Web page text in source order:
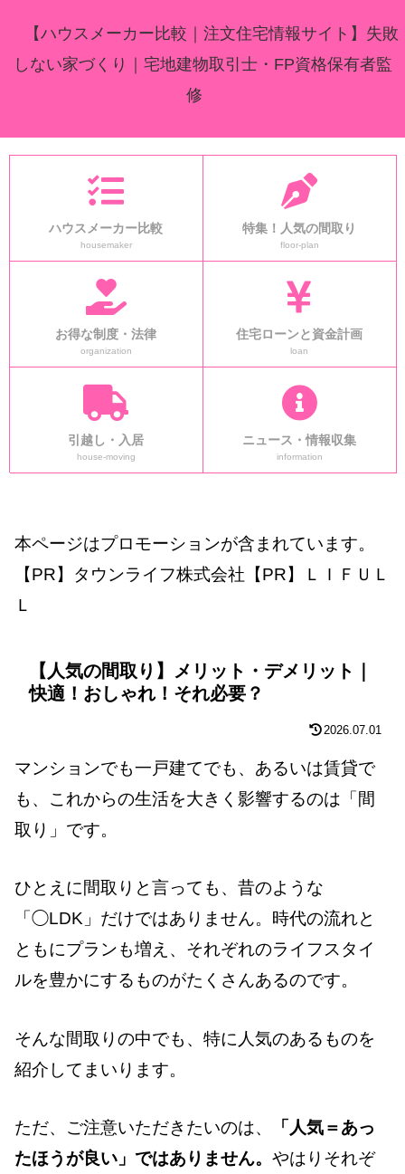
【ハウスメーカー比較｜注文住宅情報サイト】失敗
しない家づくり｜宅地建物取引士・FP資格保有者監
修
ハウスメーカー比較
housemaker
特集！人気の間取り
floor-plan
お得な制度・法律
organization
住宅ローンと資金計画
loan
引越し・入居
house-moving
ニュース・情報収集
information
本ページはプロモーションが含まれています。
【PR】タウンライフ株式会社【PR】ＬＩＦＵＬ
Ｌ
【人気の間取り】メリット・デメリット｜
快適！おしゃれ！それ必要？
2026.07.01
マンションでも一戸建てでも、あるいは賃貸で
も、これからの生活を大きく影響するのは「間
取り」です。
ひとえに間取りと言っても、昔のような
「◯LDK」だけではありません。時代の流れと
ともにプランも増え、それぞれのライフスタイ
ルを豊かにするものがたくさんあるのです。
そんな間取りの中でも、特に人気のあるものを
紹介してまいります。
ただ、ご注意いただきたいのは、
「人気＝あっ
たほうが良い」ではありません。 やはりそれぞ